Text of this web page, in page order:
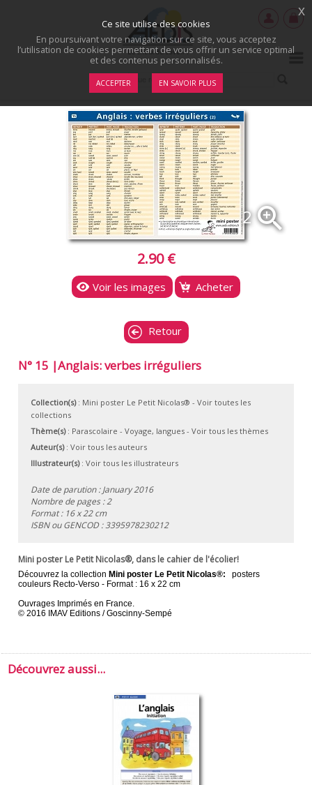
2zoom_in
2.90 €
Voir les images Acheter
Retour
N° 15 |Anglais: verbes irréguliers
Collection(s): Mini poster Le Petit Nicolas® - Voir toutes les
collections
Thème(s): Parascolaire - Voyage, langues- Voir tous les thèmes
Auteur(s): Voir tous les auteurs
Illustrateur(s): Voir tous les illustrateurs
Date de parution : January 2016
Nombre de pages : 2
Format : 16 x 22 cm
ISBN ou GENCOD :3395978230212
Mini poster Le Petit Nicolas®, dans le cahier de l'écolier!
Découvrez la collection Mini poster Le Petit Nicolas®:
posters
couleurs Recto-Verso - Format : 16 x 22 cm
Ouvrages Imprimés en France.
© 2016 IMAV Editions / Goscinny-Sempé
Découvrez aussi...
Ce site utilise des cookies
En poursuivant votre navigation sur ce site, vous acceptez
l’utilisation de cookies permettant de vous offrir un service optimal
et des contenus personnalisés.
ACCEPTER EN SAVOIR PLUS
x